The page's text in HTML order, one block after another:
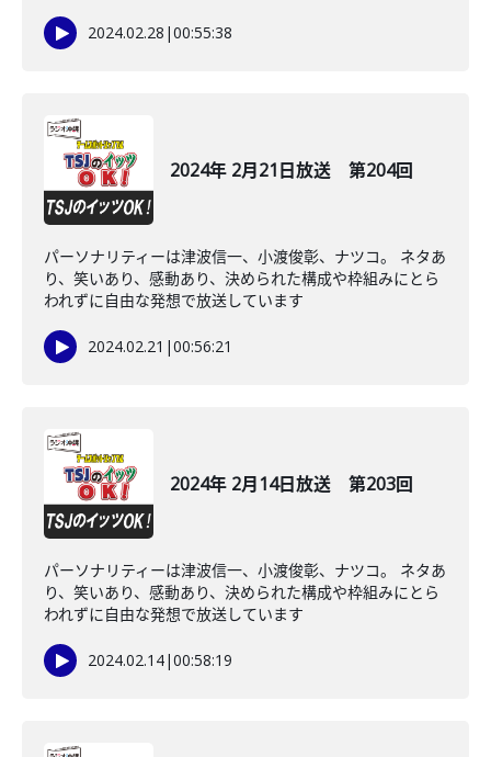
2024.02.28 |00:55:38
2024年 2月21日放送 第204回
パーソナリティーは津波信一、小渡俊彰、ナツコ。 ネタあ
り、笑いあり、感動あり、決められた構成や枠組みにとら
われずに自由な発想で放送しています
2024.02.21 |00:56:21
2024年 2月14日放送 第203回
パーソナリティーは津波信一、小渡俊彰、ナツコ。 ネタあ
り、笑いあり、感動あり、決められた構成や枠組みにとら
われずに自由な発想で放送しています
2024.02.14|00:58:19